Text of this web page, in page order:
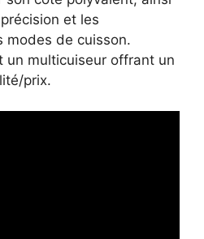
et les
modes de cuisson.
un multicuiseur offrant un
prix.